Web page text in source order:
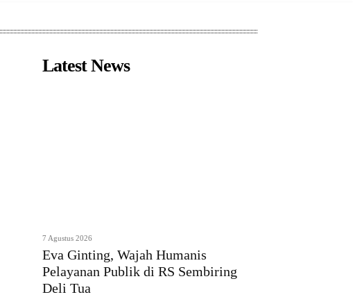
Latest News
7 Agustus 2026
Eva Ginting, Wajah Humanis
Pelayanan Publik di RS Sembiring
Deli Tua